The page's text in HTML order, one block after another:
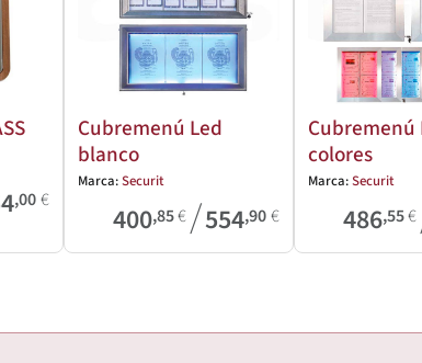
,00€
Cubremenú Led
blanco
Marca:Securit
400,85€/554,90€
Cubremenú
colores
Marca:Securit
486,55€